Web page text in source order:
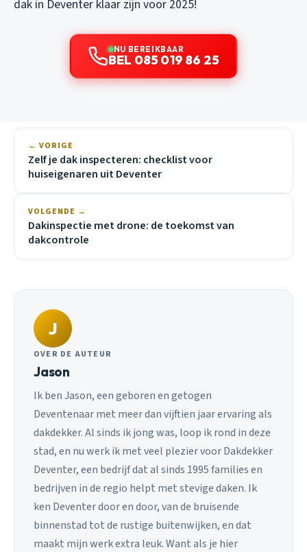
dak in Deventer klaar zijn voor 2025!
NU BEREIKBAAR
BEL 085 019 86 25
← VORIGE
Zelf je dak inspecteren: checklist voor
huiseigenaren uit Deventer
VOLGENDE →
Dakinspectie met drone: de toekomst van
dakcontrole
J
OVER DE AUTEUR
Jason
Ik ben Jason, een geboren en getogen
Deventenaar met meer dan vijftien jaar ervaring als
dakdekker. Al sinds ik jong was, loop ik rond in deze
stad, en nu werk ik met veel plezier voor Dakdekker
Deventer, een bedrijf dat al sinds 1995 families en
bedrijven in de regio helpt met stevige daken. Ik
ken Deventer door en door, van de bruisende
binnenstad tot de rustige buitenwijken, en dat
maakt mijn werk extra leuk. Want als je hier